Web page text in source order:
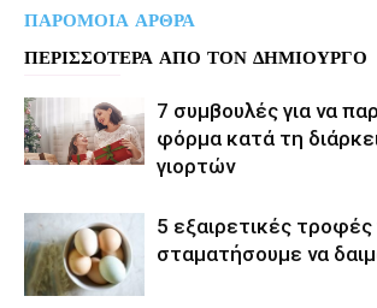
ΠΑΡΟΜΟΙΑ ΑΡΘΡΑ
ΠΕΡΙΣΣΟΤΕΡΑ ΑΠΟ ΤΟΝ ΔΗΜΙΟΥΡΓΟ
7 συμβουλές για να
φόρμα κατά τη
γιορτών
5 εξαιρετικές
σταματήσουμε να